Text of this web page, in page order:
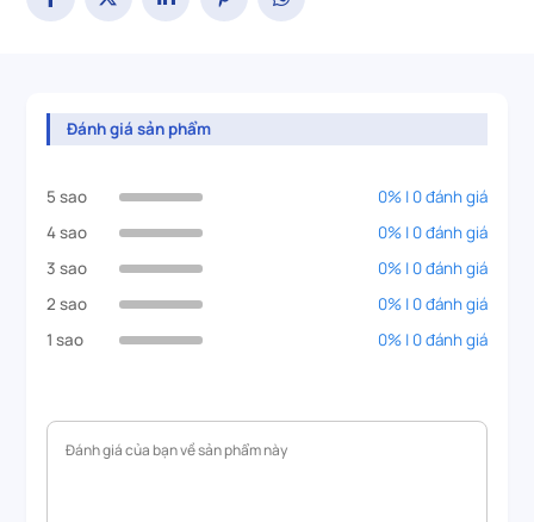
Đánh giá sản phẩm
5 sao
0% | 0 đánh giá
4 sao
0% | 0 đánh giá
3 sao
0% | 0 đánh giá
2 sao
0% | 0 đánh giá
1 sao
0% | 0 đánh giá